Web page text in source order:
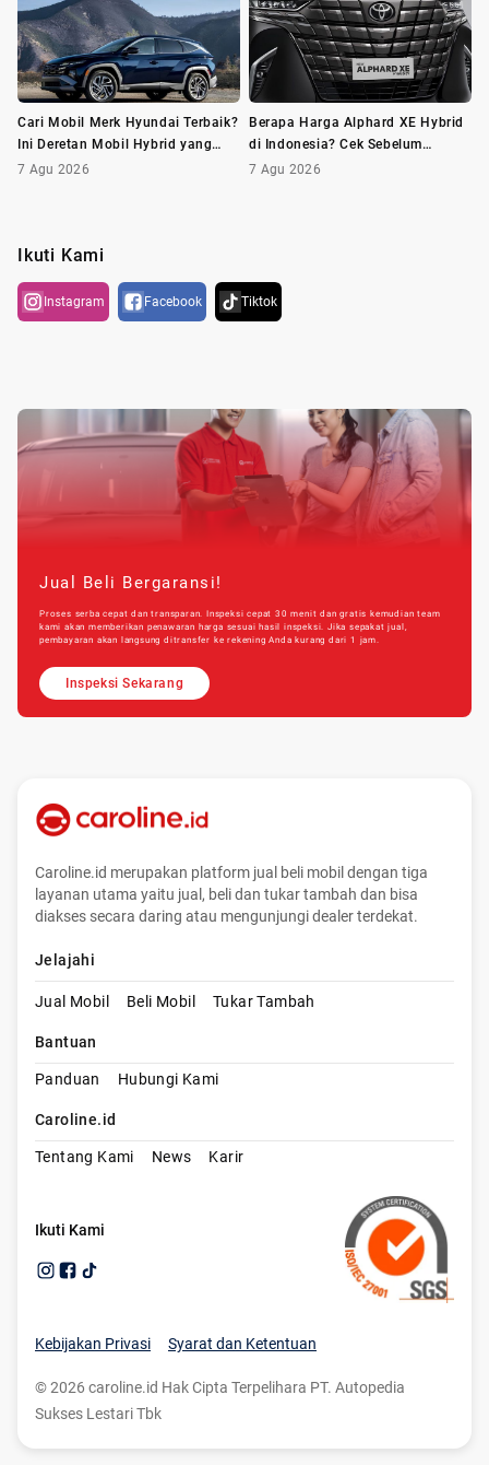
Cari Mobil Merk Hyundai Terbaik?
Ini Deretan Mobil Hybrid yang
Wajib Dilirik
7 Agu 2026
Berapa Harga Alphard XE Hybrid
di Indonesia? Cek Sebelum
Membeli
7 Agu 2026
Ikuti Kami
Instagram Facebook Tiktok
Jual Beli Bergaransi!
Proses serba cepat dan transparan. Inspeksi cepat 30 menit dan gratis kemudian team
kami akan memberikan penawaran harga sesuai hasil inspeksi. Jika sepakat jual,
pembayaran akan langsung ditransfer ke rekening Anda kurang dari 1 jam.
Inspeksi Sekarang
Caroline.id merupakan platform jual beli mobil dengan tiga
layanan utama yaitu jual, beli dan tukar tambah dan bisa
diakses secara daring atau mengunjungi dealer terdekat.
Jelajahi
Jual Mobil Beli Mobil Tukar Tambah
Bantuan
Panduan Hubungi Kami
Caroline.id
Tentang Kami News Karir
Ikuti Kami
Kebijakan Privasi Syarat dan Ketentuan
©2026 caroline.id Hak Cipta Terpelihara PT. Autopedia
Sukses Lestari Tbk